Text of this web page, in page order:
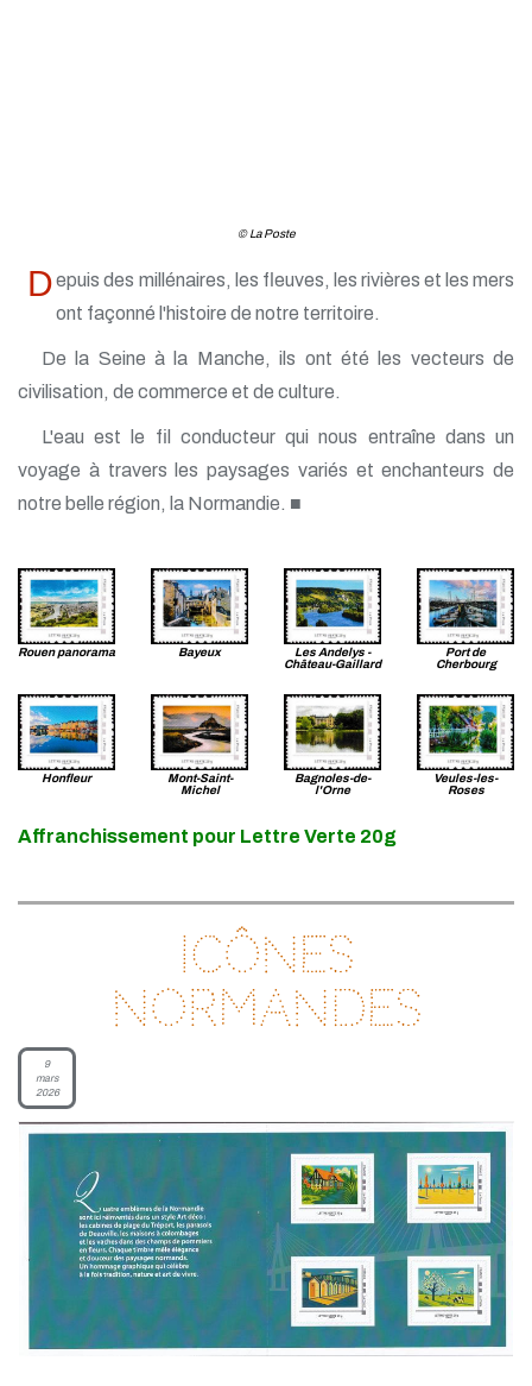
© La Poste
Depuis des millénaires, les fleuves, les rivières et les mers
ont façonné l'histoire de notre territoire.
De la Seine à la Manche, ils ont été les vecteurs de
civilisation, de commerce et de culture.
L'eau est le fil conducteur qui nous entraîne dans un
voyage à travers les paysages variés et enchanteurs de
notre belle région, la Normandie. ■
Rouen panorama Bayeux
Les Andelys -
Château-Gaillard
Port de
Cherbourg
Honfleur
Mont-Saint-
Michel
Bagnoles-de-
l'Orne
Veules-les-
Roses
Affranchissement pour Lettre Verte 20g
Icônes
normandes
9
mars
2026